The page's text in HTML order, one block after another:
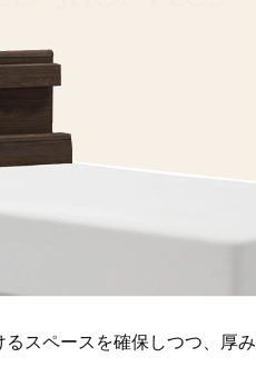
スペースを確保しつつ、厚み